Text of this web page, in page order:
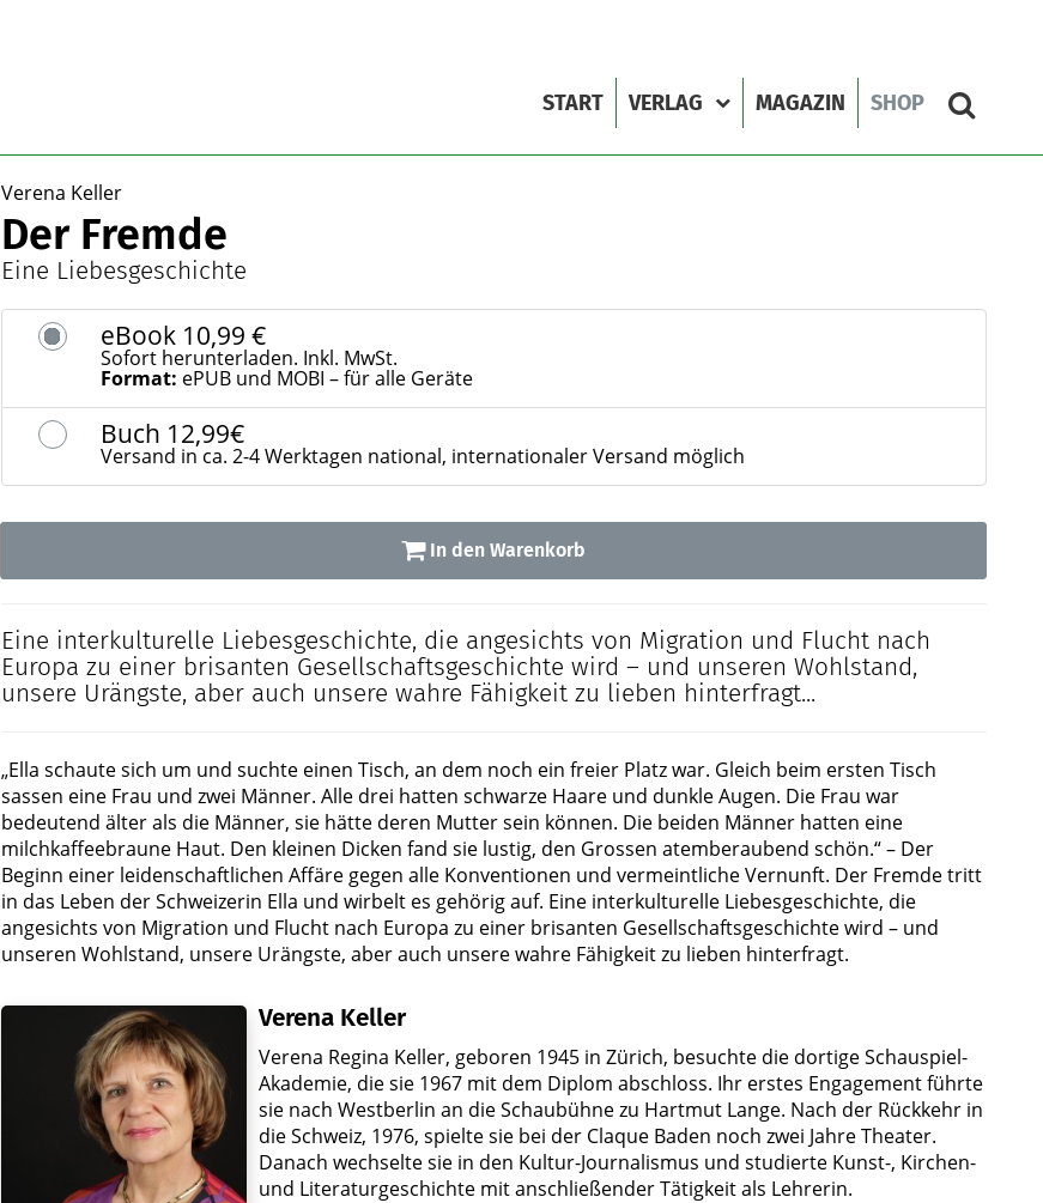
START VERLAG MAGAZIN SHOP
Verena Keller
Der Fremde
Eine Liebesgeschichte
eBook 10,99 €
Sofort herunterladen. Inkl. MwSt.
Format: ePUB und MOBI – für alle Geräte
Buch 12,99€
Versand in ca. 2-4 Werktagen national, internationaler Versand möglich
In den Warenkorb
Eine interkulturelle Liebesgeschichte, die angesichts von Migration und Flucht nach
Europa zu einer brisanten Gesellschaftsgeschichte wird – und unseren Wohlstand,
unsere Urängste, aber auch unsere wahre Fähigkeit zu lieben hinterfragt...
„Ella schaute sich um und suchte einen Tisch, an dem noch ein freier Platz war. Gleich beim ersten Tisch
sassen eine Frau und zwei Männer. Alle drei hatten schwarze Haare und dunkle Augen. Die Frau war
bedeutend älter als die Männer, sie hätte deren Mutter sein können. Die beiden Männer hatten eine
milchkaffeebraune Haut. Den kleinen Dicken fand sie lustig, den Grossen atemberaubend schön.“ – Der
Beginn einer leidenschaftlichen Affäre gegen alle Konventionen und vermeintliche Vernunft. Der Fremde tritt
in das Leben der Schweizerin Ella und wirbelt es gehörig auf. Eine interkulturelle Liebesgeschichte, die
angesichts von Migration und Flucht nach Europa zu einer brisanten Gesellschaftsgeschichte wird – und
unseren Wohlstand, unsere Urängste, aber auch unsere wahre Fähigkeit zu lieben hinterfragt.
Verena Keller
Verena Regina Keller, geboren 1945 in Zürich, besuchte die dortige Schauspiel-
Akademie, die sie 1967 mit dem Diplom abschloss. Ihr erstes Engagement führte
sie nach Westberlin an die Schaubühne zu Hartmut Lange. Nach der Rückkehr in
die Schweiz, 1976, spielte sie bei der Claque Baden noch zwei Jahre Theater.
Danach wechselte sie in den Kultur-Journalismus und studierte Kunst-, Kirchen-
und Literaturgeschichte mit anschließender Tätigkeit als Lehrerin.